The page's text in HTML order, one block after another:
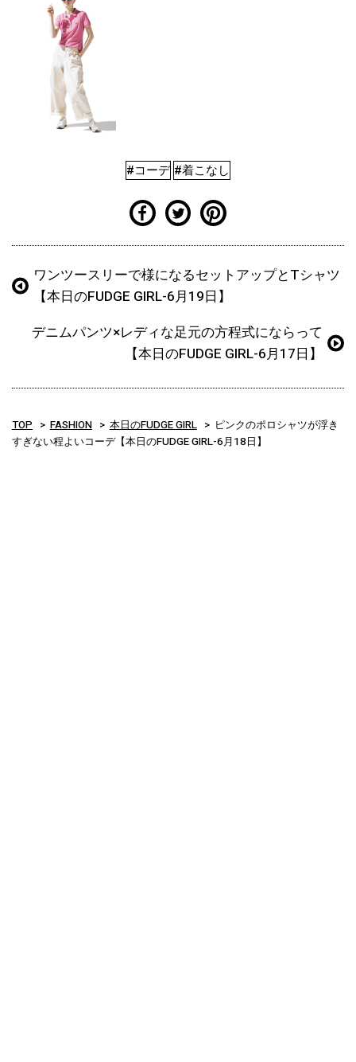
#コーデ #着こなし
ワンツースリーで様になるセットアップとTシャツ
【本日のFUDGE GIRL-6月19日】
デニムパンツ×レディな足元の方程式にならって
【本日のFUDGE GIRL-6月17日】
TOP FASHION 本日のFUDGE GIRL
ピンクのポロシャツが浮き
すぎない程よいコーデ【本日のFUDGE GIRL-6月18日】